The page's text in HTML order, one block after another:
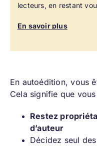
lecteurs, en restant
En savoir plus
En autoédition, vous
Cela signifie que
Restez
d’auteur
Décidez seul